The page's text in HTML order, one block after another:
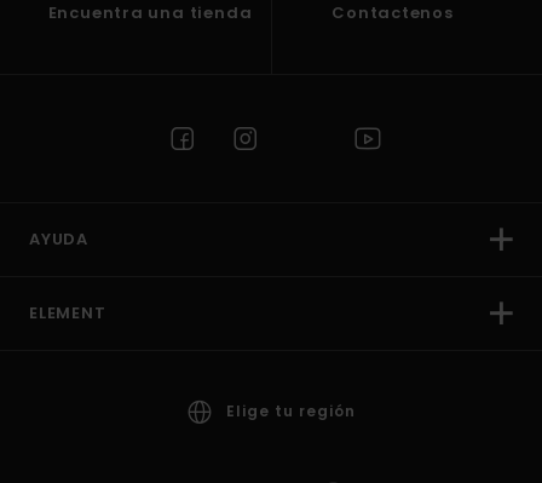
Encuentra una tienda Contactenos
AYUDA
ELEMENT
Elige tu región